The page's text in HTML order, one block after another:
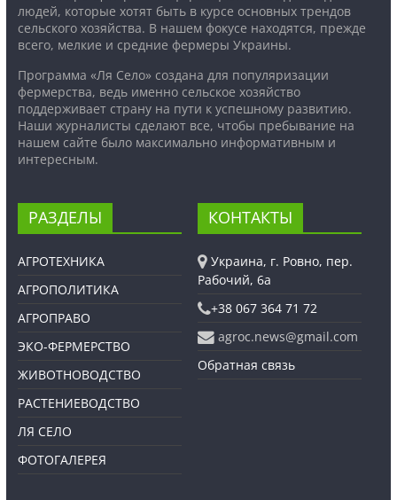
людей, которые хотят быть в курсе основных трендов
сельского хозяйства. В нашем фокусе находятся, прежде
всего, мелкие и средние фермеры Украины.
Программа «Ля Село» создана для популяризации
фермерства, ведь именно сельское хозяйство
поддерживает страну на пути к успешному развитию.
Наши журналисты сделают все, чтобы пребывание на
нашем сайте было максимально информативным и
интересным.
РАЗДЕЛЫ
АГРОТЕХНИКА
АГРОПОЛИТИКА
АГРОПРАВО
ЭКО-ФЕРМЕРСТВО
ЖИВОТНОВОДСТВО
РАСТЕНИЕВОДСТВО
ЛЯ СЕЛО
ФОТОГАЛЕРЕЯ
КОНТАКТЫ
Украина, г. Ровно, пер.
Рабочий, 6а
+38 067 364 71 72
agroc.news@gmail.com
Обратная связь